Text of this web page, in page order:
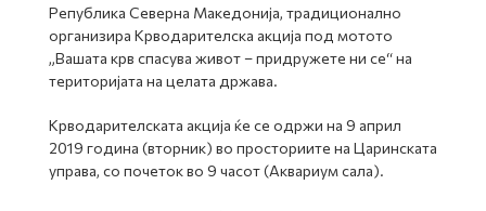
Република Северна Македонија, традиционално
организира Крводарителска акција под мотото
„Вашата крв спасува живот – придружете ни се“ на
територијата на целата држава.
Крводарителската акција ќе се одржи на 9 април
2019 година (вторник) во просториите на Царинската
управа, со почеток во 9 часот (Аквариум сала).